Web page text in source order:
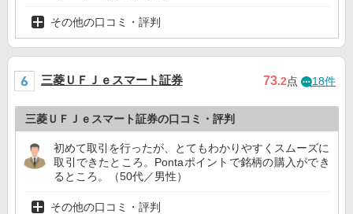
その他の口コミ・評判
三菱ＵＦＪｅスマート証券 73.2点 18件
三菱ＵＦＪｅスマート証券の口コミ・評判
初めて取引を行ったが、とてもわかりやすくスムーズに
取引できたところ。Pontaポイントで銘柄の購入ができ
るところ。（50代／男性）
その他の口コミ・評判